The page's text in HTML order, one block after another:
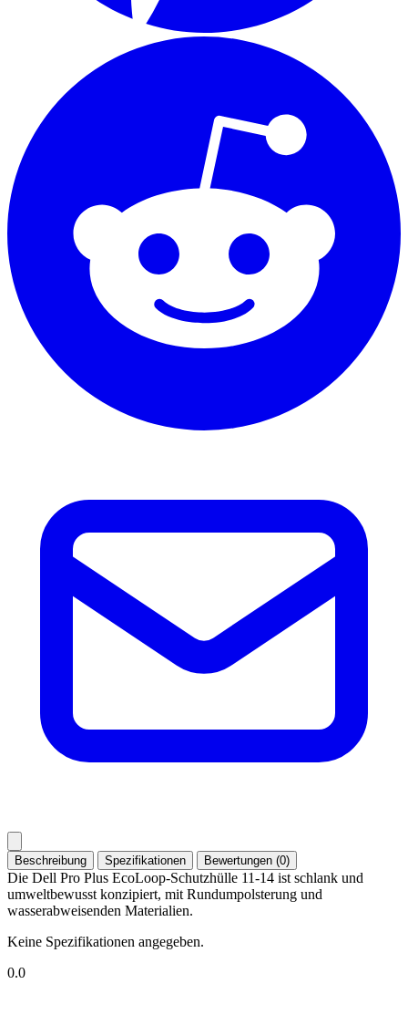
Beschreibung Spezifikationen Bewertungen (0)
Die Dell Pro Plus EcoLoop-Schutzhülle 11-14 ist schlank und
umweltbewusst konzipiert, mit Rundumpolsterung und
wasserabweisenden Materialien.
Keine Spezifikationen angegeben.
0.0